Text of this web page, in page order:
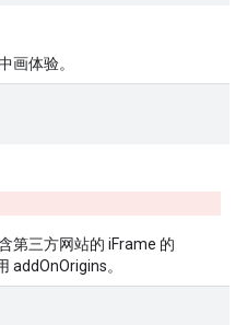
画体验。
第三方网站的 iFrame 的
addOnOrigins。